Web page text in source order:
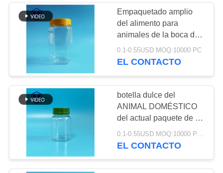
CONTROL
DE
CALIDAD
CONTACTA
CON
NOSOTROS
NOTICIAS
CASOS
Tarro plástico del
cuadrado
El ANIMAL
DOMÉSTICO puede
203
Empaquetado amplio
del alimento para
animales de la boca del
envase de plástico
670ml del hexágono
0.1-0.55USD MOQ:10000 PC
EL CONTACTO
botella dulce del
ANIMAL DOMÉSTICO
del actual paquete de la
promoción de la muestra
del tarro del envase de
EL CONTACTO